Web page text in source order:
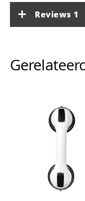
Reviews 1